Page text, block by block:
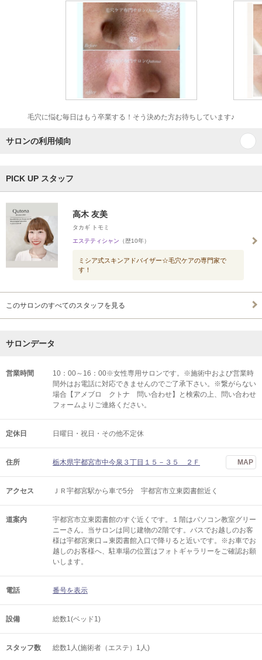
毛穴に悩む毎日はもう卒業する！そう決めた方お待ちしています♪
サロンの利用傾向
PICK UP スタッフ
高木 友美
タカギ トモミ
エステティシャン （歴10年）
ミシア式スキンアドバイザー☆毛穴ケアの専門家で
す！
このサロンのすべてのスタッフを見る
サロンデータ
営業時間
10：00～16：00※女性専用サロンです。※施術中および営業時
間外はお電話に対応できませんのでご了承下さい。※繋がらない
場合【アメブロ クトナ 問い合わせ】と検索の上、問い合わせ
フォームよりご連絡ください。
定休日 日曜日・祝日・その他不定休
住所 栃木県宇都宮市中今泉３丁目１５－３５ ２Ｆ MAP
アクセス ＪＲ宇都宮駅から車で5分 宇都宮市立東図書館近く
道案内
宇都宮市立東図書館のすぐ近くです。１階はパソコン教室グリー
ニーさん。当サロンは同じ建物の2階です。バスでお越しのお客
様は宇都宮東口→東図書館入口で降りると近いです。※お車でお
越しのお客様へ、駐車場の位置はフォトギャラリーをご確認お願
いします。
電話 番号を表示
設備 総数1(ベッド1)
スタッフ数 総数1人(施術者（エステ）1人)